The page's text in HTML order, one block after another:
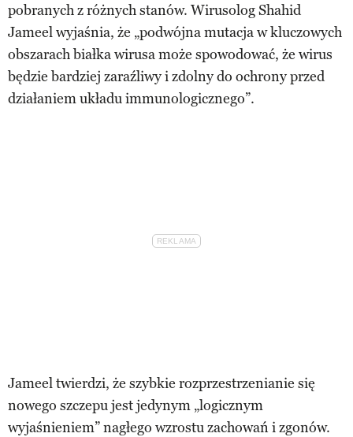
pobranych z różnych stanów. Wirusolog Shahid
Jameel wyjaśnia, że „podwójna mutacja w kluczowych
obszarach białka wirusa może spowodować, że wirus
będzie bardziej zaraźliwy i zdolny do ochrony przed
działaniem układu immunologicznego”.
Jameel twierdzi, że szybkie rozprzestrzenianie się
nowego szczepu jest jedynym „logicznym
wyjaśnieniem” nagłego wzrostu zachowań i zgonów.